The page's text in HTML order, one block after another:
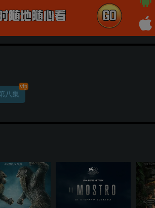
八集
vip